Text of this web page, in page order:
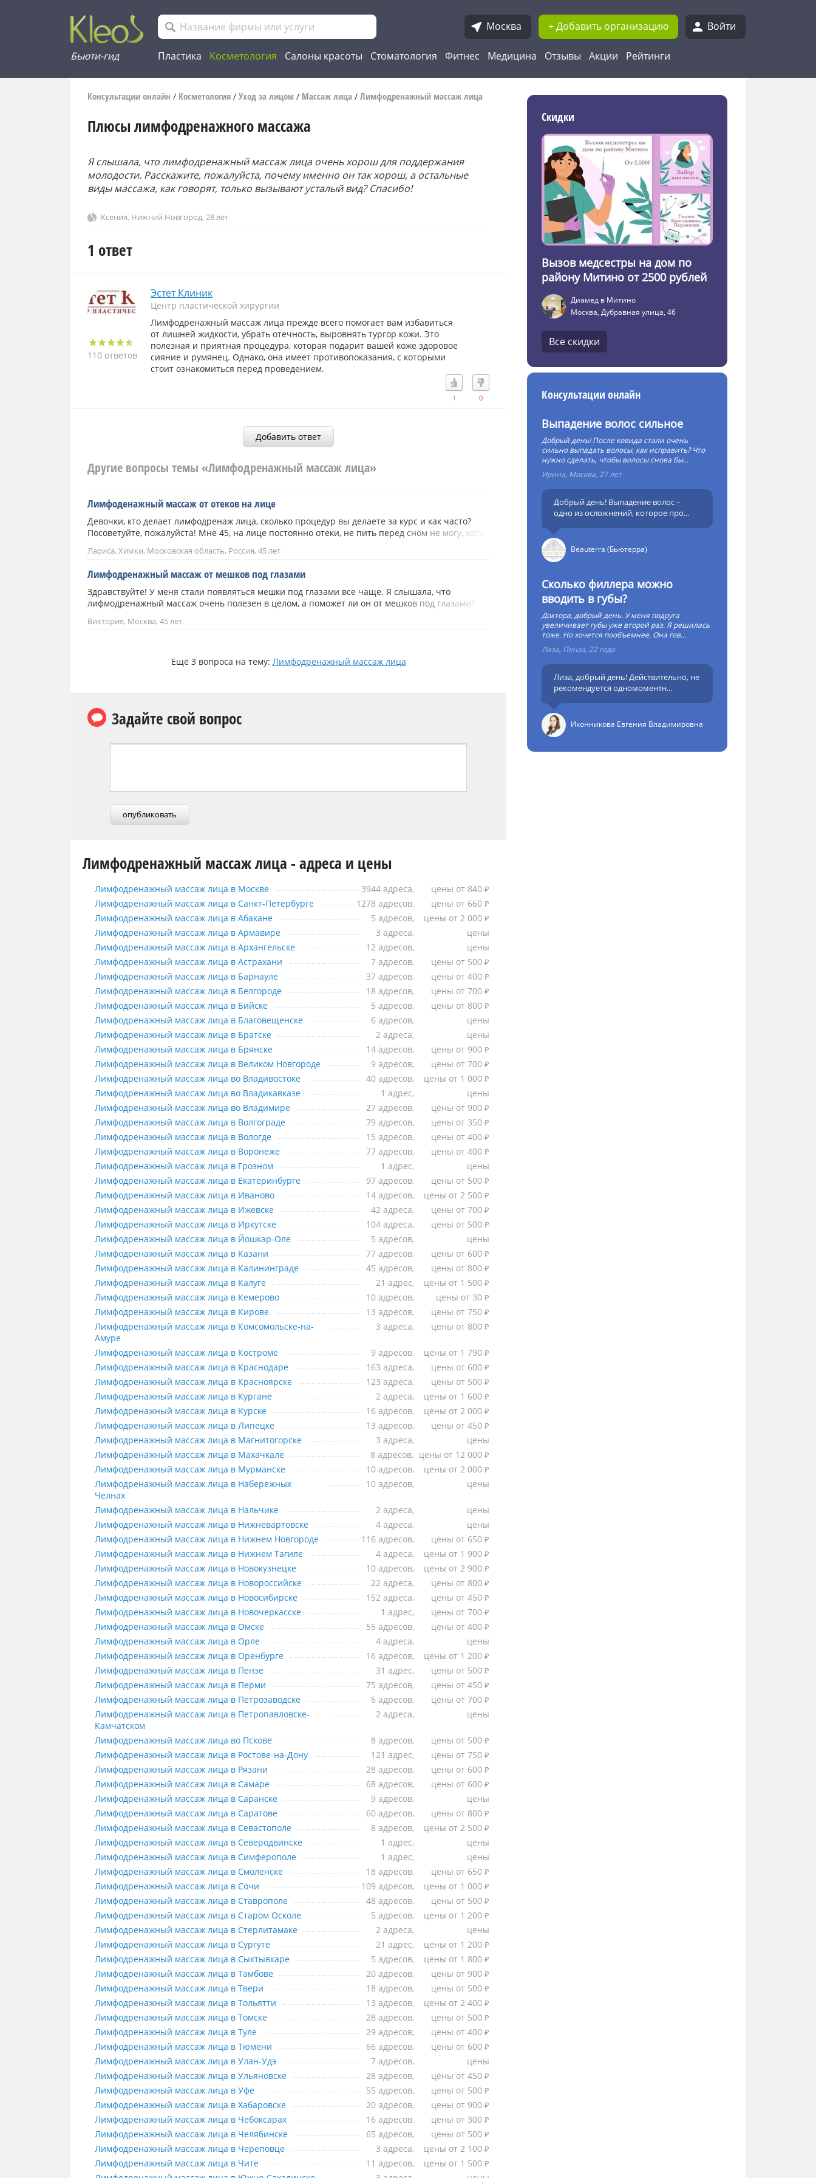
Бьюти-гид
Москва + Добавить организацию Войти
Пластика Косметология Салоны красоты Стоматология Фитнес Медицина Отзывы Акции Рейтинги
Консультации онлайн / Косметология / Уход за лицом / Массаж лица / Лимфодренажный массаж лица
Плюсы лимфодренажного массажа
Я слышала, что лимфодренажный массаж лица очень хорош для поддержания
молодости. Расскажите, пожалуйста, почему именно он так хорош, а остальные
виды массажа, как говорят, только вызывают усталый вид? Спасибо!
Ксения, Нижний Новгород, 28 лет
1 ответ
110 ответов
Эстет Клиник
Центр пластической хирургии
Лимфодренажный массаж лица прежде всего помогает вам избавиться
от лишней жидкости, убрать отечность, выровнять тургор кожи. Это
полезная и приятная процедура, которая подарит вашей коже здоровое
сияние и румянец. Однако, она имеет противопоказания, с которыми
стоит ознакомиться перед проведением.
1 0
Добавить ответ
Другие вопросы темы «Лимфодренажный массаж лица»
Лимфоденажный массаж от отеков на лице
Девочки, кто делает лимфодренаж лица, сколько процедур вы делаете за курс и как часто?
Посоветуйте, пожалуйста! Мне 45, на лице постоянно отеки, не пить перед сном не могу, хотя
Лариса, Химки, Московская область, Россия, 45 лет
Лимфодренажный массаж от мешков под глазами
Здравствуйте! У меня стали появляться мешки под глазами все чаще. Я слышала, что
лифмодренажный массаж очень полезен в целом, а поможет ли он от мешков под глазами?
Виктория, Москва, 45 лет
Ещё 3 вопроса на тему: Лимфодренажный массаж лица
Задайте свой вопрос
опубликовать
Лимфодренажный массаж лица - адреса и цены
Лимфодренажный массаж лица в Москве
Лимфодренажный массаж лица в Москве 3944 адреса, цены от 840 ₽
Лимфодренажный массаж лица в Санкт-Петербурге
Лимфодренажный массаж лица в Санкт-Петербурге 1278 адресов, цены от 660 ₽
Лимфодренажный массаж лица в Абакане
Лимфодренажный массаж лица в Абакане 5 адресов, цены от 2 000 ₽
Лимфодренажный массаж лица в Армавире
Лимфодренажный массаж лица в Армавире 3 адреса, цены
Лимфодренажный массаж лица в Архангельске
Лимфодренажный массаж лица в Архангельске 12 адресов, цены
Лимфодренажный массаж лица в Астрахани
Лимфодренажный массаж лица в Астрахани 7 адресов, цены от 500 ₽
Лимфодренажный массаж лица в Барнауле
Лимфодренажный массаж лица в Барнауле 37 адресов, цены от 400 ₽
Лимфодренажный массаж лица в Белгороде
Лимфодренажный массаж лица в Белгороде 18 адресов, цены от 700 ₽
Лимфодренажный массаж лица в Бийске
Лимфодренажный массаж лица в Бийске 5 адресов, цены от 800 ₽
Лимфодренажный массаж лица в Благовещенске
Лимфодренажный массаж лица в Благовещенске 6 адресов, цены
Лимфодренажный массаж лица в Братске
Лимфодренажный массаж лица в Братске 2 адреса, цены
Лимфодренажный массаж лица в Брянске
Лимфодренажный массаж лица в Брянске 14 адресов, цены от 900 ₽
Лимфодренажный массаж лица в Великом Новгороде
Лимфодренажный массаж лица в Великом Новгороде 9 адресов, цены от 700 ₽
Лимфодренажный массаж лица во Владивостоке
Лимфодренажный массаж лица во Владивостоке 40 адресов, цены от 1 000 ₽
Лимфодренажный массаж лица во Владикавказе
Лимфодренажный массаж лица во Владикавказе 1 адрес, цены
Лимфодренажный массаж лица во Владимире
Лимфодренажный массаж лица во Владимире 27 адресов, цены от 900 ₽
Лимфодренажный массаж лица в Волгограде
Лимфодренажный массаж лица в Волгограде 79 адресов, цены от 350 ₽
Лимфодренажный массаж лица в Вологде
Лимфодренажный массаж лица в Вологде 15 адресов, цены от 400 ₽
Лимфодренажный массаж лица в Воронеже
Лимфодренажный массаж лица в Воронеже 77 адресов, цены от 400 ₽
Лимфодренажный массаж лица в Грозном
Лимфодренажный массаж лица в Грозном 1 адрес, цены
Лимфодренажный массаж лица в Екатеринбурге
Лимфодренажный массаж лица в Екатеринбурге 97 адресов, цены от 500 ₽
Лимфодренажный массаж лица в Иваново
Лимфодренажный массаж лица в Иваново 14 адресов, цены от 2 500 ₽
Лимфодренажный массаж лица в Ижевске
Лимфодренажный массаж лица в Ижевске 42 адреса, цены от 700 ₽
Лимфодренажный массаж лица в Иркутске
Лимфодренажный массаж лица в Иркутске 104 адреса, цены от 500 ₽
Лимфодренажный массаж лица в Йошкар-Оле
Лимфодренажный массаж лица в Йошкар-Оле 5 адресов, цены
Лимфодренажный массаж лица в Казани
Лимфодренажный массаж лица в Казани 77 адресов, цены от 600 ₽
Лимфодренажный массаж лица в Калининграде
Лимфодренажный массаж лица в Калининграде 45 адресов, цены от 800 ₽
Лимфодренажный массаж лица в Калуге
Лимфодренажный массаж лица в Калуге 21 адрес, цены от 1 500 ₽
Лимфодренажный массаж лица в Кемерово
Лимфодренажный массаж лица в Кемерово 10 адресов, цены от 30 ₽
Лимфодренажный массаж лица в Кирове
Лимфодренажный массаж лица в Кирове 13 адресов, цены от 750 ₽
Лимфодренажный массаж лица в Комсомольске-на-Амуре
Лимфодренажный массаж лица в Комсомольске-на-
Амуре
3 адреса, цены от 800 ₽
Лимфодренажный массаж лица в Костроме
Лимфодренажный массаж лица в Костроме 9 адресов, цены от 1 790 ₽
Лимфодренажный массаж лица в Краснодаре
Лимфодренажный массаж лица в Краснодаре 163 адреса, цены от 600 ₽
Лимфодренажный массаж лица в Красноярске
Лимфодренажный массаж лица в Красноярске 123 адреса, цены от 500 ₽
Лимфодренажный массаж лица в Кургане
Лимфодренажный массаж лица в Кургане 2 адреса, цены от 1 600 ₽
Лимфодренажный массаж лица в Курске
Лимфодренажный массаж лица в Курске 16 адресов, цены от 2 000 ₽
Лимфодренажный массаж лица в Липецке
Лимфодренажный массаж лица в Липецке 13 адресов, цены от 450 ₽
Лимфодренажный массаж лица в Магнитогорске
Лимфодренажный массаж лица в Магнитогорске 3 адреса, цены
Лимфодренажный массаж лица в Махачкале
Лимфодренажный массаж лица в Махачкале 8 адресов, цены от 12 000 ₽
Лимфодренажный массаж лица в Мурманске
Лимфодренажный массаж лица в Мурманске 10 адресов, цены от 2 000 ₽
Лимфодренажный массаж лица в Набережных Челнах
Лимфодренажный массаж лица в Набережных
Челнах
10 адресов, цены
Лимфодренажный массаж лица в Нальчике
Лимфодренажный массаж лица в Нальчике 2 адреса, цены
Лимфодренажный массаж лица в Нижневартовске
Лимфодренажный массаж лица в Нижневартовске 4 адреса, цены
Лимфодренажный массаж лица в Нижнем Новгороде
Лимфодренажный массаж лица в Нижнем Новгороде 116 адресов, цены от 650 ₽
Лимфодренажный массаж лица в Нижнем Тагиле
Лимфодренажный массаж лица в Нижнем Тагиле 4 адреса, цены от 1 900 ₽
Лимфодренажный массаж лица в Новокузнецке
Лимфодренажный массаж лица в Новокузнецке 10 адресов, цены от 2 900 ₽
Лимфодренажный массаж лица в Новороссийске
Лимфодренажный массаж лица в Новороссийске 22 адреса, цены от 800 ₽
Лимфодренажный массаж лица в Новосибирске
Лимфодренажный массаж лица в Новосибирске 152 адреса, цены от 450 ₽
Лимфодренажный массаж лица в Новочеркасске
Лимфодренажный массаж лица в Новочеркасске 1 адрес, цены от 700 ₽
Лимфодренажный массаж лица в Омске
Лимфодренажный массаж лица в Омске 55 адресов, цены от 400 ₽
Лимфодренажный массаж лица в Орле
Лимфодренажный массаж лица в Орле 4 адреса, цены
Лимфодренажный массаж лица в Оренбурге
Лимфодренажный массаж лица в Оренбурге 16 адресов, цены от 1 200 ₽
Лимфодренажный массаж лица в Пензе
Лимфодренажный массаж лица в Пензе 31 адрес, цены от 500 ₽
Лимфодренажный массаж лица в Перми
Лимфодренажный массаж лица в Перми 75 адресов, цены от 450 ₽
Лимфодренажный массаж лица в Петрозаводске
Лимфодренажный массаж лица в Петрозаводске 6 адресов, цены от 700 ₽
Лимфодренажный массаж лица в Петропавловске-Камчатском
Лимфодренажный массаж лица в Петропавловске-
Камчатском
2 адреса, цены
Лимфодренажный массаж лица во Пскове
Лимфодренажный массаж лица во Пскове 8 адресов, цены от 500 ₽
Лимфодренажный массаж лица в Ростове-на-Дону
Лимфодренажный массаж лица в Ростове-на-Дону 121 адрес, цены от 750 ₽
Лимфодренажный массаж лица в Рязани
Лимфодренажный массаж лица в Рязани 28 адресов, цены от 600 ₽
Лимфодренажный массаж лица в Самаре
Лимфодренажный массаж лица в Самаре 68 адресов, цены от 600 ₽
Лимфодренажный массаж лица в Саранске
Лимфодренажный массаж лица в Саранске 9 адресов, цены
Лимфодренажный массаж лица в Саратове
Лимфодренажный массаж лица в Саратове 60 адресов, цены от 800 ₽
Лимфодренажный массаж лица в Севастополе
Лимфодренажный массаж лица в Севастополе 8 адресов, цены от 2 500 ₽
Лимфодренажный массаж лица в Северодвинске
Лимфодренажный массаж лица в Северодвинске 1 адрес, цены
Лимфодренажный массаж лица в Симферополе
Лимфодренажный массаж лица в Симферополе 1 адрес, цены
Лимфодренажный массаж лица в Смоленске
Лимфодренажный массаж лица в Смоленске 18 адресов, цены от 650 ₽
Лимфодренажный массаж лица в Сочи
Лимфодренажный массаж лица в Сочи 109 адресов, цены от 1 000 ₽
Лимфодренажный массаж лица в Ставрополе
Лимфодренажный массаж лица в Ставрополе 48 адресов, цены от 500 ₽
Лимфодренажный массаж лица в Старом Осколе
Лимфодренажный массаж лица в Старом Осколе 5 адресов, цены от 1 200 ₽
Лимфодренажный массаж лица в Стерлитамаке
Лимфодренажный массаж лица в Стерлитамаке 2 адреса, цены
Лимфодренажный массаж лица в Сургуте
Лимфодренажный массаж лица в Сургуте 21 адрес, цены от 1 200 ₽
Лимфодренажный массаж лица в Сыктывкаре
Лимфодренажный массаж лица в Сыктывкаре 5 адресов, цены от 1 800 ₽
Лимфодренажный массаж лица в Тамбове
Лимфодренажный массаж лица в Тамбове 20 адресов, цены от 900 ₽
Лимфодренажный массаж лица в Твери
Лимфодренажный массаж лица в Твери 18 адресов, цены от 500 ₽
Лимфодренажный массаж лица в Тольятти
Лимфодренажный массаж лица в Тольятти 13 адресов, цены от 2 400 ₽
Лимфодренажный массаж лица в Томске
Лимфодренажный массаж лица в Томске 28 адресов, цены от 500 ₽
Лимфодренажный массаж лица в Туле
Лимфодренажный массаж лица в Туле 29 адресов, цены от 400 ₽
Лимфодренажный массаж лица в Тюмени
Лимфодренажный массаж лица в Тюмени 66 адресов, цены от 600 ₽
Лимфодренажный массаж лица в Улан-Удэ
Лимфодренажный массаж лица в Улан-Удэ 7 адресов, цены
Лимфодренажный массаж лица в Ульяновске
Лимфодренажный массаж лица в Ульяновске 28 адресов, цены от 450 ₽
Лимфодренажный массаж лица в Уфе
Лимфодренажный массаж лица в Уфе 55 адресов, цены от 500 ₽
Лимфодренажный массаж лица в Хабаровске
Лимфодренажный массаж лица в Хабаровске 20 адресов, цены от 900 ₽
Лимфодренажный массаж лица в Чебоксарах
Лимфодренажный массаж лица в Чебоксарах 16 адресов, цены от 300 ₽
Лимфодренажный массаж лица в Челябинске
Лимфодренажный массаж лица в Челябинске 65 адресов, цены от 500 ₽
Лимфодренажный массаж лица в Череповце
Лимфодренажный массаж лица в Череповце 3 адреса, цены от 2 100 ₽
Лимфодренажный массаж лица в Чите
Лимфодренажный массаж лица в Чите 11 адресов, цены от 1 500 ₽
Скидки
Вызов медсестры на дом по
району Митино от 2500 рублей
Диамед в Митино
Москва, Дубравная улица, 46
Все скидки
Консультации онлайн
Выпадение волос сильное
Добрый день! После ковида стали очень
сильно выпадать волосы, как исправить? Что
нужно сделать, чтобы волосы снова бы...
Ирина, Москва, 27 лет
Добрый день! Выпадение волос –
одно из осложнений, которое про...
Beauterra (Бьютерра)
Сколько филлера можно
вводить в губы?
Доктора, добрый день. У меня подруга
увеличивает губы уже второй раз. Я решилась
тоже. Но хочется пообъемнее. Она гов...
Лиза, Пенза, 22 года
Лиза, добрый день! Действительно, не
рекомендуется одномоментн...
Иконникова Евгения Владимировна